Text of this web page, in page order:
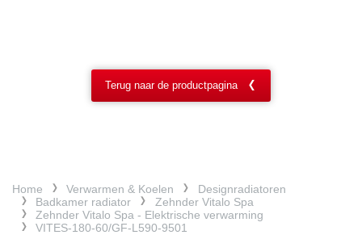
Terug naar de productpagina
Home Verwarmen & Koelen
Designradiatoren
Badkamer radiator
Zehnder Vitalo Spa
Zehnder Vitalo Spa - Elektrische verwarming
VITES-180-60/GF-L590-9501